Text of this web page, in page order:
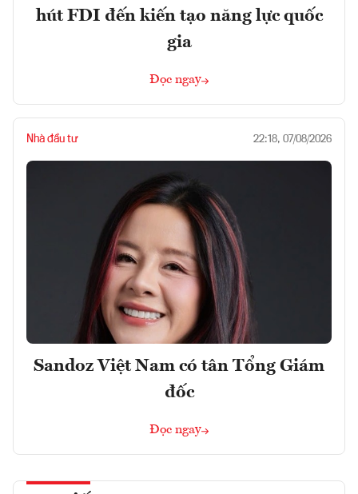
hút FDI đến kiến tạo năng lực quốc
gia
Đọc ngay
Nhà đầu tư 22:18, 07/08/2026
Sandoz Việt Nam có tân Tổng Giám
đốc
Đọc ngay